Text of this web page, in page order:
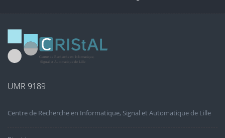
UMR 9189
Centre de Recherche en Informatique, Signal et Automatique de Lille